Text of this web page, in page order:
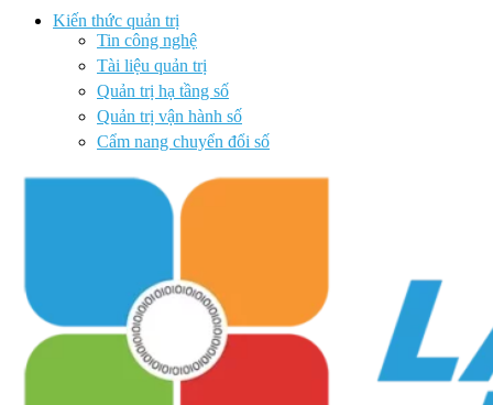
Kiến thức quản trị
Tin công nghệ
Tài liệu quản trị
Quản trị hạ tầng số
Quản trị vận hành số
Cẩm nang chuyển đổi số